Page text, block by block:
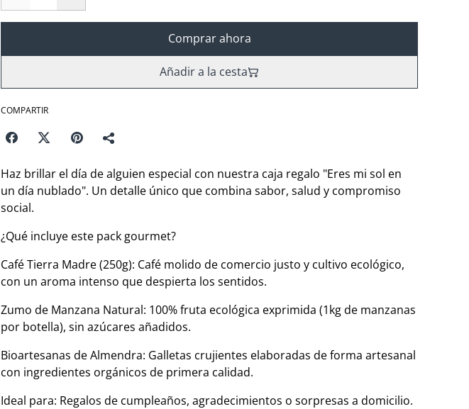
Comprar ahora
Añadir a la cesta
COMPARTIR
Haz brillar el día de alguien especial con nuestra caja regalo "Eres mi sol en
un día nublado". Un detalle único que combina sabor, salud y compromiso
social.
​¿Qué incluye este pack gourmet?
​Café Tierra Madre (250g): Café molido de comercio justo y cultivo ecológico,
con un aroma intenso que despierta los sentidos.
​Zumo de Manzana Natural: 100% fruta ecológica exprimida (1kg de manzanas
por botella), sin azúcares añadidos.
​Bioartesanas de Almendra: Galletas crujientes elaboradas de forma artesanal
con ingredientes orgánicos de primera calidad.
​Ideal para: Regalos de cumpleaños, agradecimientos o sorpresas a domicilio.